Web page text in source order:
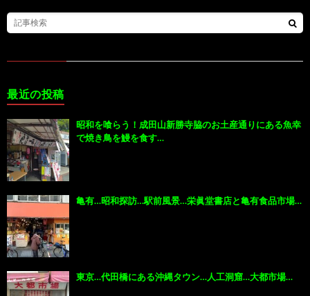
最近の投稿
昭和を喰らう！成田山新勝寺脇のお土産通りにある魚幸
で焼き鳥を鰻を食す…
亀有…昭和探訪…駅前風景…栄眞堂書店と亀有食品市場…
東京…代田橋にある沖縄タウン…人工洞窟…大都市場…